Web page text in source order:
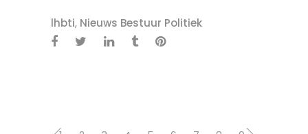
lhbti, Nieuws Bestuur Politiek